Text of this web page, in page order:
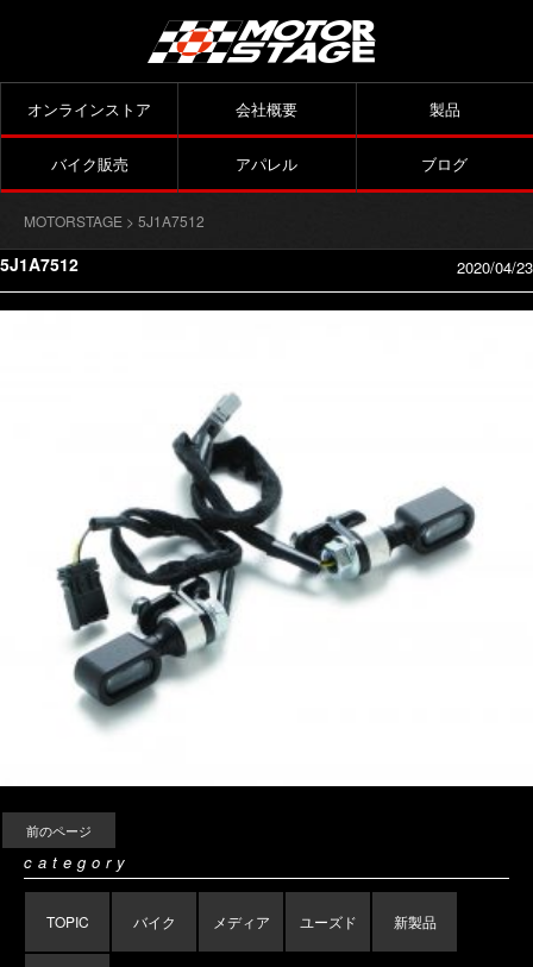
オンラインストア 会社概要 製品
バイク販売 アパレル ブログ
MOTORSTAGE > 5J1A7512
5J1A7512 2020/04/23
前のページ
category
TOPIC バイク メディア ユーズド 新製品